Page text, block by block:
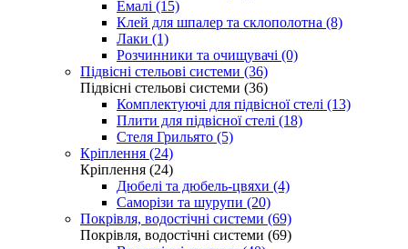
Емалі (15)
Клей для шпалер та склополотна (8)
Лаки (1)
Розчинники та очищувачі (0)
Підвісні стельові системи (36)
Підвісні стельові системи (36)
Комплектуючі для підвісної стелі (13)
Плити для підвісної стелі (18)
Стеля Грильято (5)
Кріплення (24)
Кріплення (24)
Дюбелі та дюбель-цвяхи (4)
Саморізи та шурупи (20)
Покрівля, водостічні системи (69)
Покрівля, водостічні системи (69)